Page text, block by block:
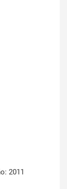
2011